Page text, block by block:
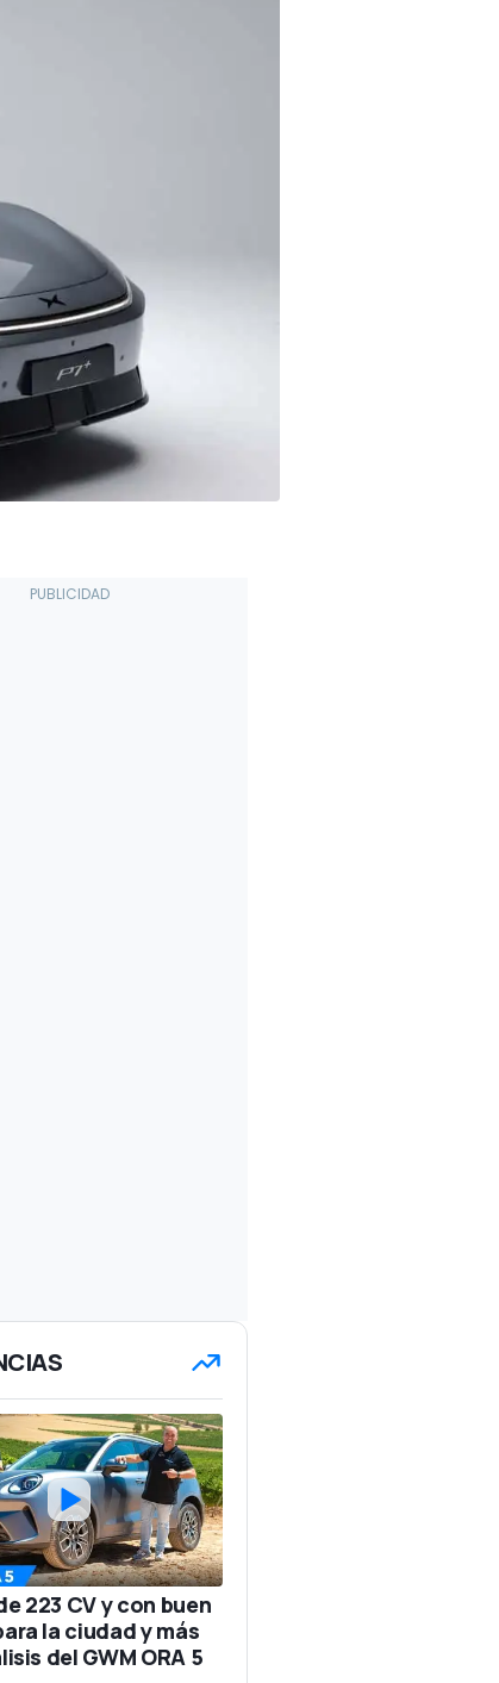
223 CV y con buen
la ciudad y más
del GWM ORA 5